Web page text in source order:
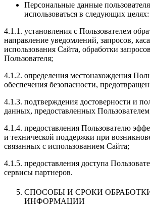
Персональные данные
использоваться в следующих целях:
4.1.1. установления с Пользователем
направление уведомлений, запросов,
использования Сайта, обработки
Пользователя;
4.1.2. определения местонахождения
обеспечения безопасности,
4.1.3. подтверждения достоверности и
данных, предоставленных
4.1.4. предоставления Пользователю
и технической поддержки при
связанных с использованием Сайта;
4.1.5. предоставления доступа
сервисы партнеров.
СПОСОБЫ И СРОКИ
ИНФОРМАЦИИ